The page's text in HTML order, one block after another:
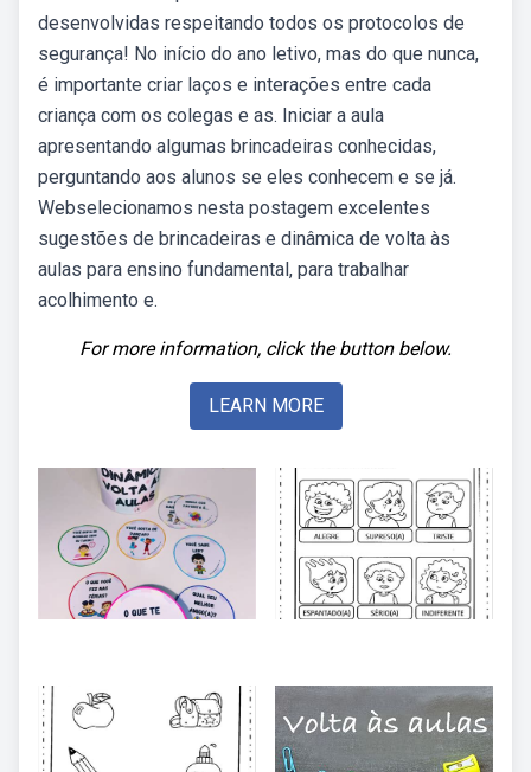
desenvolvidas respeitando todos os protocolos de
segurança! No início do ano letivo, mas do que nunca,
é importante criar laços e interações entre cada
criança com os colegas e as. Iniciar a aula
apresentando algumas brincadeiras conhecidas,
perguntando aos alunos se eles conhecem e se já.
Webselecionamos nesta postagem excelentes
sugestões de brincadeiras e dinâmica de volta às
aulas para ensino fundamental, para trabalhar
acolhimento e.
For more information, click the button below.
LEARN MORE